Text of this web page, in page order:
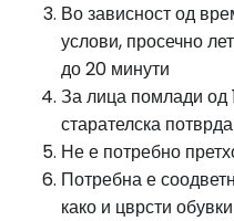
Во зависност од
услови, просечно
до 20 минути
За лица помлади од
старателска потврда
Не е потребно
Потребна е
како и цврсти обувки